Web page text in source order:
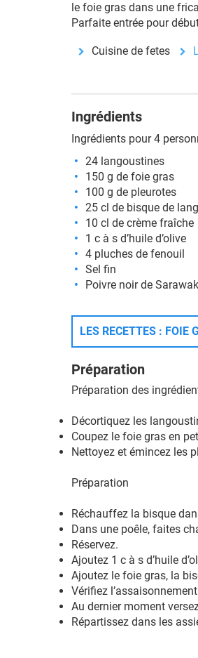
le foie gras dans une
Parfaite entrée pour
Cuisine de fetes
Ingrédients
Ingrédients pour 4
24 langoustines
150 g de foie gras
100 g de pleurotes
25 cl de bisque de
10 cl de crème fraîche
1 c à s d’huile d’olive
4 pluches de fenouil
Sel fin
Poivre noir de Sarawak
LES RECETTES : FOIE
Préparation
Préparation des
Décortiquez les
Coupez le foie gras en
Nettoyez et émincez les
Préparation
Réchauffez la bisque
Dans une poêle, faites
Réservez.
Ajoutez 1 c à s d’huile
Ajoutez le foie gras, la
Vérifiez
Au dernier moment
Répartissez dans les